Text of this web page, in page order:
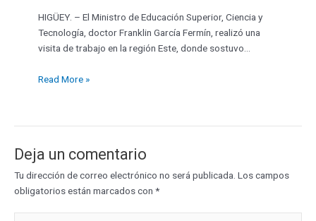
HIGÜEY. – El Ministro de Educación Superior, Ciencia y
Tecnología, doctor Franklin García Fermín, realizó una
visita de trabajo en la región Este, donde sostuvo…
Read More »
Deja un comentario
Tu dirección de correo electrónico no será publicada. Los campos
obligatorios están marcados con *